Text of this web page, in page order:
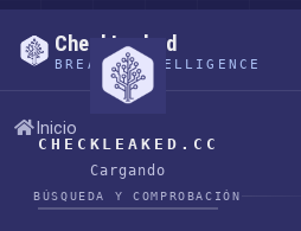
CHECKLEAKED.CC
Cargando
CheckLeaked
BREACH INTELLIGENCE
Inicio
BÚSQUEDA Y COMPROBACIÓN